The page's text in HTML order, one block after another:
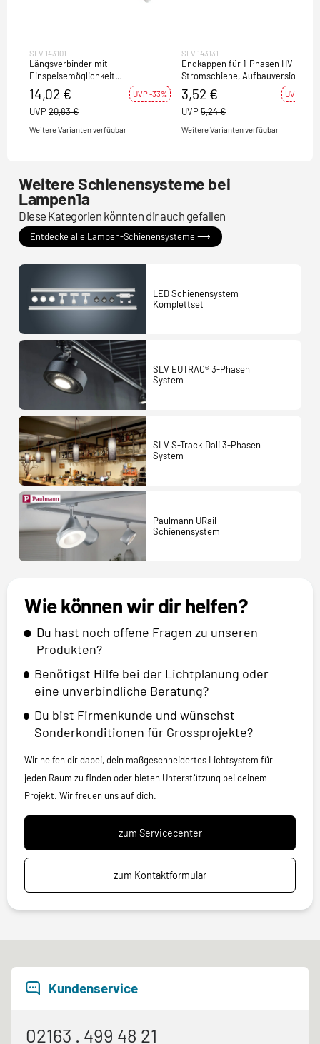
SLV 143101
Längsverbinder mit
Einspeisemöglichkeit
(Mitteleinspeiser) für 1-Phasen
Aufbauschiene HV-Stromschiene
weiß
14,02 € UVP -33%
UVP 20,83 €
Weitere Varianten verfügbar
SLV 143131
Endkappen für 1-Phasen HV-
Stromschiene, Aufbauversion
weiss, 2 Stück
3,52 € UVP -33%
UVP 5,24 €
Weitere Varianten verfügbar
Weitere Schienensysteme bei
Lampen1a
Diese Kategorien könnten dir auch gefallen
Entdecke alle Lampen-Schienensysteme ⟶
LED Schienensystem
Komplettset
SLV EUTRAC® 3-Phasen
System
SLV S-Track Dali 3-Phasen
System
Paulmann URail
Schienensystem
Wie können wir dir helfen?
Du hast noch offene Fragen zu unseren
Produkten?
Benötigst Hilfe bei der Lichtplanung oder
eine unverbindliche Beratung?
Du bist Firmenkunde und wünschst
Sonderkonditionen für Grossprojekte?
Wir helfen dir dabei, dein maßgeschneidertes Lichtsystem für
jeden Raum zu finden oder bieten Unterstützung bei deinem
Projekt. Wir freuen uns auf dich.
zum Servicecenter
zum Kontaktformular
Kundenservice
02163 . 499 48 21